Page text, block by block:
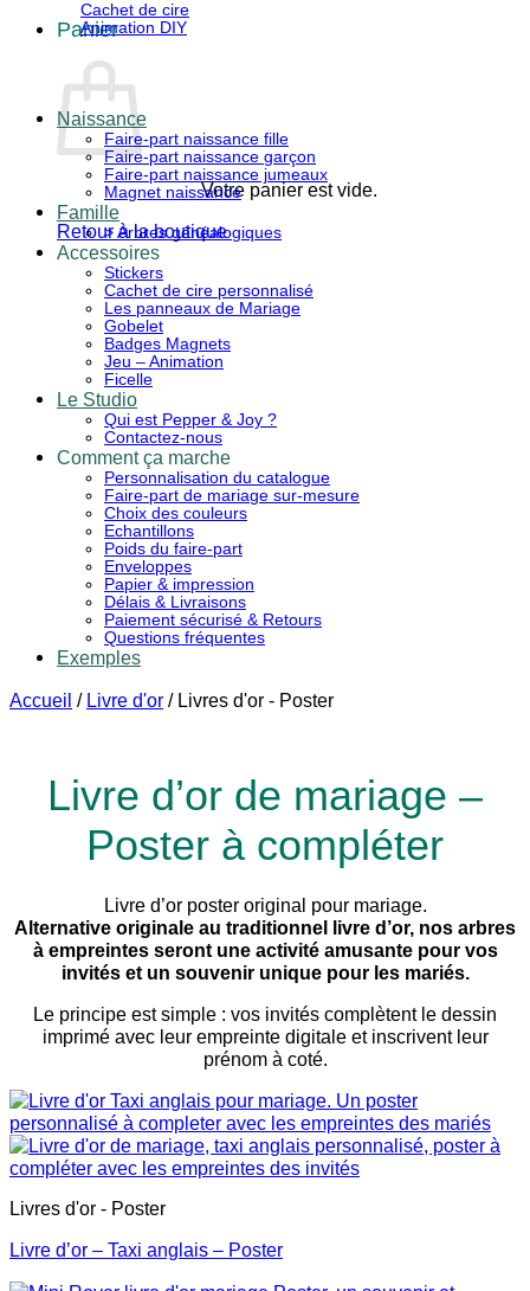
Panier
Votre panier est vide.
Retour à la boutique
Cachet de cire
Animation DIY
Naissance
Faire-part naissance fille
Faire-part naissance garçon
Faire-part naissance jumeaux
Magnet naissance
Famille
> Arbres généalogiques
Accessoires
Stickers
Cachet de cire personnalisé
Les panneaux de Mariage
Gobelet
Badges Magnets
Jeu – Animation
Ficelle
Le Studio
Qui est Pepper & Joy ?
Contactez-nous
Comment ça marche
Personnalisation du catalogue
Faire-part de mariage sur-mesure
Choix des couleurs
Echantillons
Poids du faire-part
Enveloppes
Papier & impression
Délais & Livraisons
Paiement sécurisé & Retours
Questions fréquentes
Exemples
Accueil / Livre d'or /Livres d'or - Poster
Livre d’or de mariage –
Poster à compléter
Livre d’or poster original pour mariage.
Alternative originale au traditionnel livre d’or, nos arbres
à empreintes seront une activité amusante pour vos
invités et un souvenir unique pour les mariés.
Le principe est simple : vos invités complètent le dessin
imprimé avec leur empreinte digitale et inscrivent leur
prénom à coté.
Livres d'or - Poster
Livre d’or – Taxi anglais – Poster